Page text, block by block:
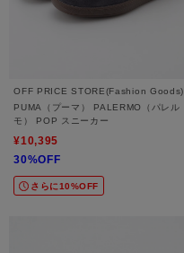
OFF PRICE STORE(Fashion Goods)
PUMA（プーマ） PALERMO（パレル
モ） POP スニーカー
¥10,395
30%OFF
さらに10%OFF